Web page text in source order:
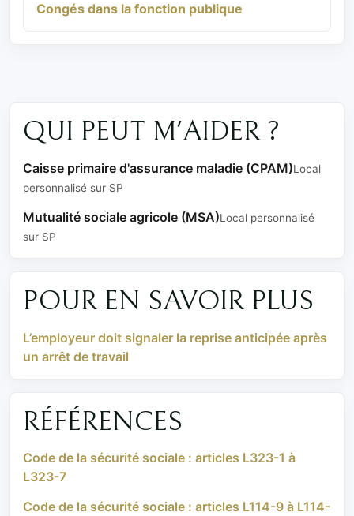
Congés dans la fonction publique
QUI PEUT M'AIDER ?
Caisse primaire d'assurance maladie (CPAM)Local
personnalisé sur SP
Mutualité sociale agricole (MSA)Local personnalisé
sur SP
POUR EN SAVOIR PLUS
L’employeur doit signaler la reprise anticipée après
un arrêt de travail
RÉFÉRENCES
Code de la sécurité sociale : articles L323-1 à
L323-7
Code de la sécurité sociale : articles L114-9 à L114-